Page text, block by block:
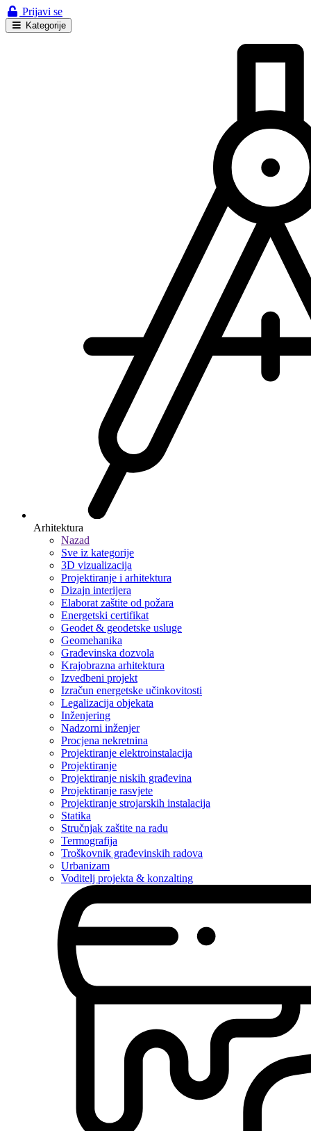
Prijavi se
Kategorije
Arhitektura
Nazad
Sve iz kategorije
3D vizualizacija
Projektiranje i arhitektura
Dizajn interijera
Elaborat zaštite od požara
Energetski certifikat
Geodet & geodetske usluge
Geomehanika
Građevinska dozvola
Krajobrazna arhitektura
Izvedbeni projekt
Izračun energetske učinkovitosti
Legalizacija objekata
Inženjering
Nadzorni inženjer
Procjena nekretnina
Projektiranje elektroinstalacija
Projektiranje
Projektiranje niskih građevina
Projektiranje rasvjete
Projektiranje strojarskih instalacija
Statika
Stručnjak zaštite na radu
Termografija
Troškovnik građevinskih radova
Urbanizam
Voditelj projekta & konzalting